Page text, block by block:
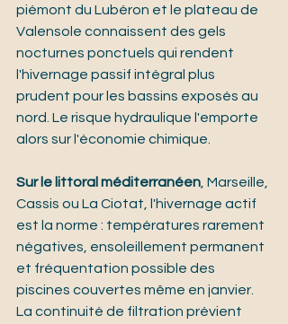
piémont du Lubéron et le plateau de
Valensole connaissent des gels
nocturnes ponctuels qui rendent
l'hivernage passif intégral plus
prudent pour les bassins exposés au
nord. Le risque hydraulique l'emporte
alors sur l'économie chimique.
Sur le littoral méditerranéen, Marseille,
Cassis ou La Ciotat, l'hivernage actif
est la norme : températures rarement
négatives, ensoleillement permanent
et fréquentation possible des
piscines couvertes même en janvier.
La continuité de filtration prévient